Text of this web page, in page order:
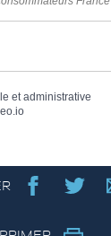
et administrative